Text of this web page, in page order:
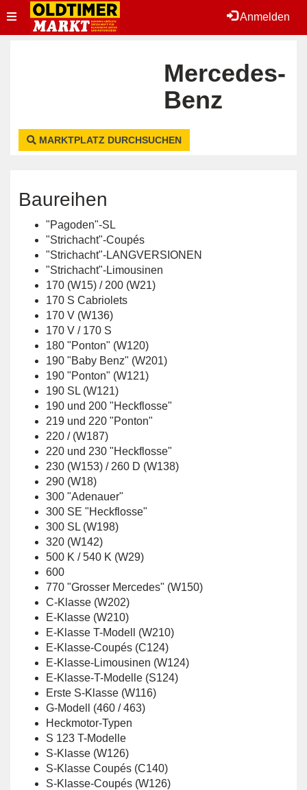
Anmelden
Toggle
Mercedes-
Benz
MARKTPLATZ DURCHSUCHEN
Baureihen
"Pagoden"-SL
"Strichacht"-Coupés
"Strichacht"-LANGVERSIONEN
"Strichacht"-Limousinen
170 (W15) / 200 (W21)
170 S Cabriolets
170 V (W136)
170 V / 170 S
180 "Ponton" (W120)
190 "Baby Benz" (W201)
190 "Ponton" (W121)
190 SL (W121)
190 und 200 "Heckflosse"
219 und 220 "Ponton"
220 / (W187)
220 und 230 "Heckflosse"
230 (W153) / 260 D (W138)
290 (W18)
300 "Adenauer"
300 SE "Heckflosse"
300 SL (W198)
320 (W142)
500 K / 540 K (W29)
600
770 "Grosser Mercedes" (W150)
C-Klasse (W202)
E-Klasse (W210)
E-Klasse T-Modell (W210)
E-Klasse-Coupés (C124)
E-Klasse-Limousinen (W124)
E-Klasse-T-Modelle (S124)
Erste S-Klasse (W116)
G-Modell (460 / 463)
Heckmotor-Typen
S 123 T-Modelle
S-Klasse (W126)
S-Klasse Coupés (C140)
S-Klasse-Coupés (W126)